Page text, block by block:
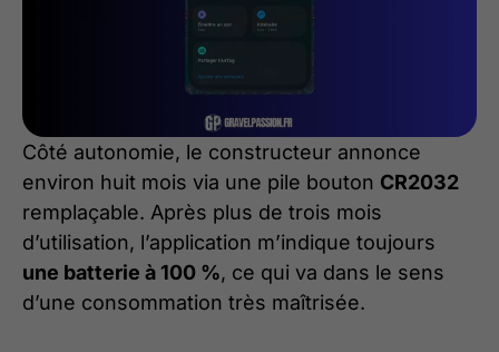
Côté autonomie, le constructeur annonce
environ huit mois via une pile bouton CR2032
remplaçable. Après plus de trois mois
d’utilisation, l’application m’indique toujours
une batterie à 100 %, ce qui va dans le sens
d’une consommation très maîtrisée.